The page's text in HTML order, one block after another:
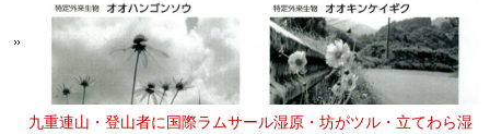
九重連山・登山者に国際ラムサール湿原・坊がツル・立てわら湿